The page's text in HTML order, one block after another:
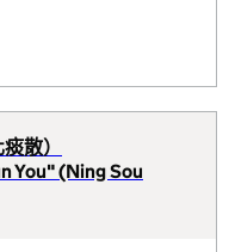
散）
You" (Ning Sou